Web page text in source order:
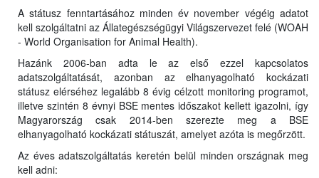
A státusz fenntartásához minden év november végéig adatot
kell szolgáltatni az Állategészségügyi Világszervezet felé (WOAH
- World Organisation for Animal Health).
Hazánk 2006-ban adta le az első ezzel kapcsolatos
adatszolgáltatását, azonban az elhanyagolható kockázati
státusz elérséhez legalább 8 évig célzott monitoring programot,
illetve szintén 8 évnyi BSE mentes időszakot kellett igazolni, így
Magyarország csak 2014-ben szerezte meg a BSE
elhanyagolható kockázati státuszát, amelyet azóta is megőrzött.
Az éves adatszolgáltatás keretén belül minden országnak meg
kell adni: